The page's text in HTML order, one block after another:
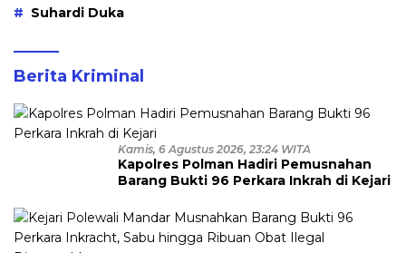
Suhardi Duka
Berita Kriminal
Kamis, 6 Agustus 2026, 23:24 WITA
Kapolres Polman Hadiri Pemusnahan
Barang Bukti 96 Perkara Inkrah di Kejari